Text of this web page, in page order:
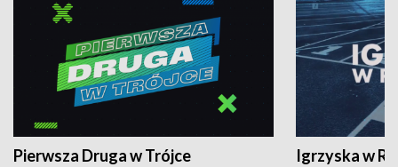
Pierwsza Druga w Trójce Igrzyska w